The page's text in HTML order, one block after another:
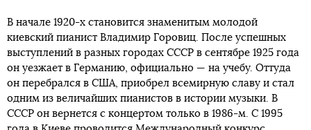
В начале 1920-х становится знаменитым молодой
киевский пианист Владимир Горовиц. После успешных
выступлений в разных городах СССР в сентябре 1925 года
он уезжает в Германию, официально — на учебу. Оттуда
он перебрался в США, приобрел всемирную славу и стал
одним из величайших пианистов в истории музыки. В
СССР он вернется с концертом только в 1986-м. С 1995